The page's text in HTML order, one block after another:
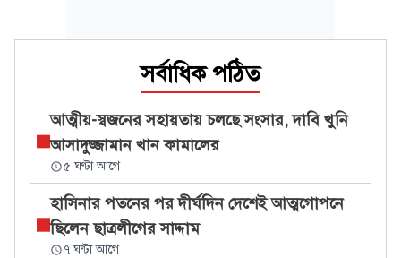
সর্বাধিক পঠিত
আত্মীয়-স্বজনের সহায়তায় চলছে সংসার, দাবি খুনি
আসাদুজ্জামান খান কামালের
৫ ঘণ্টা আগে
হাসিনার পতনের পর দীর্ঘদিন দেশেই আত্মগোপনে
ছিলেন ছাত্রলীগের সাদ্দাম
৭ ঘণ্টা আগে